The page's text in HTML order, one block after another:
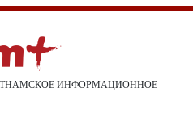
ИНФОРМАЦИОННОЕ